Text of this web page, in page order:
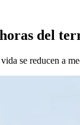
del
se reducen a